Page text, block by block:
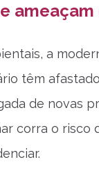
a
têm
de novas
corra o risco